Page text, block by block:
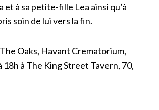
à sa petite-fille Lea ainsi qu’à
soin de lui vers la fin.
Oaks, Havant Crematorium,
à The King Street Tavern, 70,